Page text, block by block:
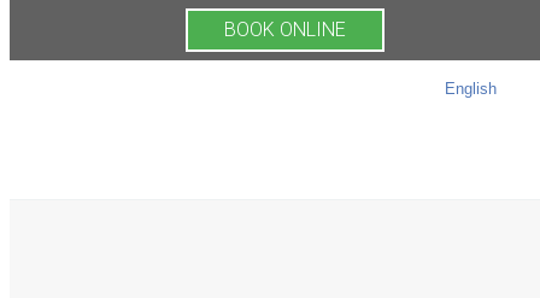
BOOK ONLINE
English